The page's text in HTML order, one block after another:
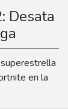
Desata
en la